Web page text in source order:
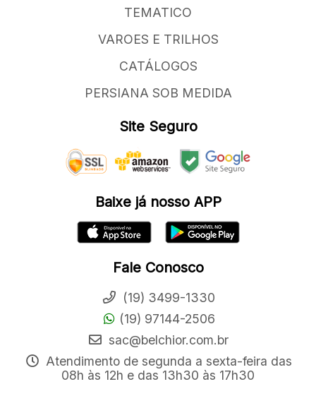
TEMATICO
VAROES E TRILHOS
CATÁLOGOS
PERSIANA SOB MEDIDA
Site Seguro
Baixe já nosso APP
Fale Conosco
(19) 3499-1330
(19) 97144-2506
sac@belchior.com.br
Atendimento de segunda a sexta-feira das
08h às 12h e das 13h30 às 17h30